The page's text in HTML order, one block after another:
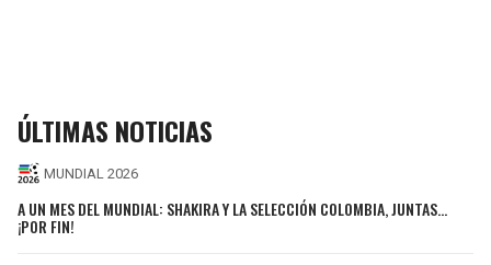
ÚLTIMAS NOTICIAS
MUNDIAL 2026
A UN MES DEL MUNDIAL: SHAKIRA Y LA SELECCIÓN COLOMBIA, JUNTAS…
¡POR FIN!